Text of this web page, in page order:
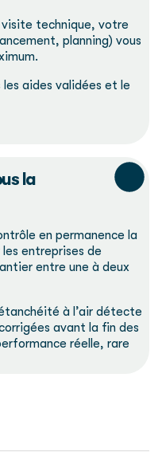
technique, votre
planning) vous
aides validées et le
la
en permanence la
entreprises de
entre une à deux
à l’air détecte
avant la fin des
réelle, rare